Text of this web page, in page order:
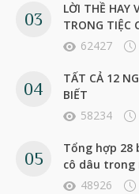
LỜI THỀ HAY
TRONG TIỆC
62427
TẤT CẢ 12
BIẾT
58234
Tổng hợp 28
cô dâu trong
48926